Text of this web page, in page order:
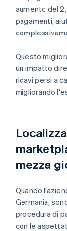
aumento del
pagamenti,
Questo
un impatto
ricavi persi a
migliorando
mezza
Quando
Germania,
procedura di
con le